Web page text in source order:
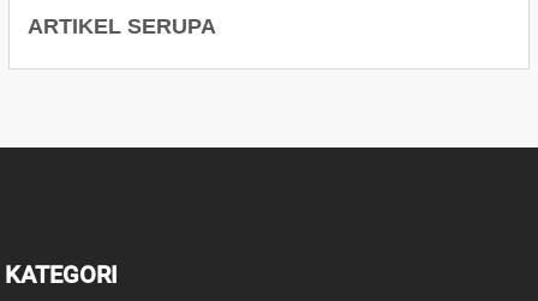
ARTIKEL SERUPA
KATEGORI